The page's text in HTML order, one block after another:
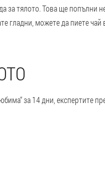
за тялото. Това ще попълни
гладни, можете да пиете чай
за 14 дни, експертите